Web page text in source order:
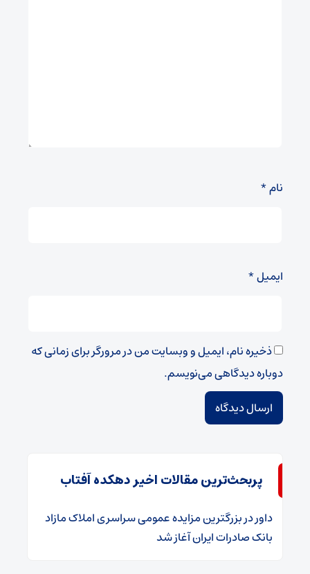
نام*
ایمیل*
ذخیره نام، ایمیل و وبسایت من در مرورگر برای زمانی که
دوباره دیدگاهی می‌نویسم.
پربحث‌ترین مقالات اخیر دهکده آفتاب
داوردر​بزرگترین مزایده عمومی سراسری املاک مازاد
بانک صادرات ایران آغاز شد